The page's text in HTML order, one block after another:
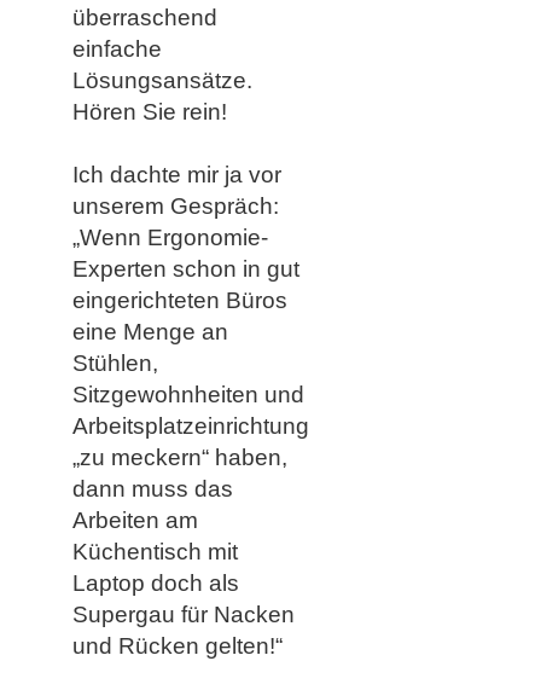
überraschend
einfache
Lösungsansätze.
Hören Sie rein!
Ich dachte mir ja vor
unserem Gespräch:
„Wenn Ergonomie-
Experten schon in gut
eingerichteten Büros
eine Menge an
Stühlen,
Sitzgewohnheiten und
Arbeitsplatzeinrichtung
„zu meckern“ haben,
dann muss das
Arbeiten am
Küchentisch mit
Laptop doch als
Supergau für Nacken
und Rücken gelten!“